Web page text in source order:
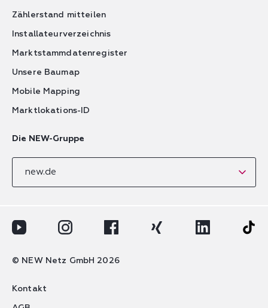
Zählerstand mitteilen
Installateurverzeichnis
Marktstammdatenregister
Unsere Baumap
Mobile Mapping
Marktlokations-ID
Die NEW-Gruppe
new.de
© NEW Netz GmbH 2026
Youtube-LogoInstagram-LogoFacebook-LogoXing-Logo LinkedIn-Logo
Tik-
Kontakt